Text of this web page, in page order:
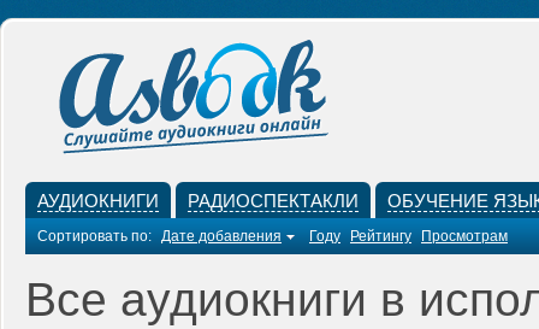
АУДИОКНИГИ РАДИОСПЕКТАКЛИ ОБУЧЕНИЕ
Сортировать по: Дате добавления Году Рейтингу Просмотрам
Все аудиокниги в